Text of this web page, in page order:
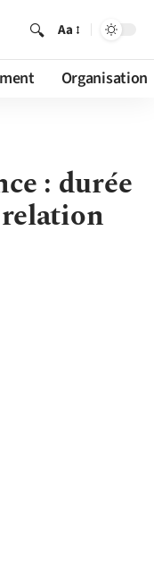
Aa
Organisation
: durée